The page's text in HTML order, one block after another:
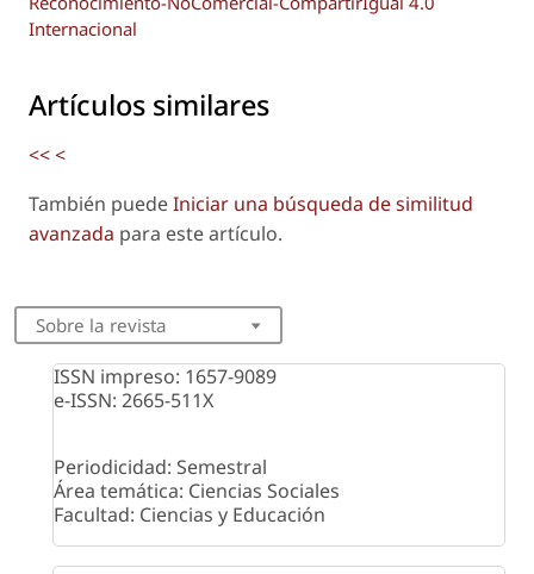
Internacional
Artículos similares
<<<
También puedeIniciar una búsqueda de similitud
avanzada para este artículo.
Sobre la revista
ISSN impreso: 1657-9089
e-ISSN: 2665-511X
Periodicidad: Semestral
Área temática: Ciencias Sociales
Facultad: Ciencias y Educación